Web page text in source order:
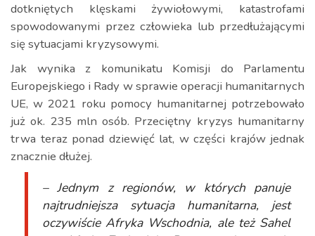
dotkniętych klęskami żywiołowymi, katastrofami
spowodowanymi przez człowieka lub przedłużającymi
się sytuacjami kryzysowymi.
Jak wynika z komunikatu Komisji do Parlamentu
Europejskiego i Rady w sprawie operacji humanitarnych
UE, w 2021 roku pomocy humanitarnej potrzebowało
już ok. 235 mln osób. Przeciętny kryzys humanitarny
trwa teraz ponad dziewięć lat, w części krajów jednak
znacznie dłużej.
– Jednym z regionów, w których panuje
najtrudniejsza sytuacja humanitarna, jest
oczywiście Afryka Wschodnia, ale też Sahel